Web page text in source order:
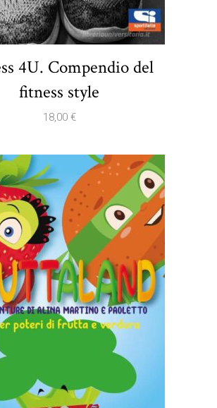
4U. Compendio del
fitness style
18,00 €